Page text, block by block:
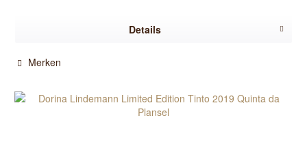
Details
Merken